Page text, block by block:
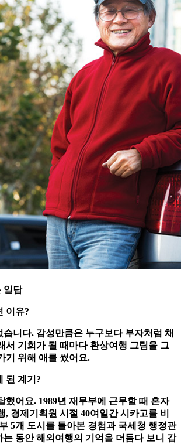
일답
이유?
니다. 감성만큼은 누구보다 부자처럼 채
서 기회가 될 때마다 환상여행 그림을 그
기 위해 애를 썼어요.
된 계기?
했어요. 1989년 재무부에 근무할 때 혼자
, 경제기획원 시절 40여일간 시카고를 비
5개 도시를 돌아본 경험과 국세청 행정관
는 동안 해외여행의 기억을 더듬다 보니 갑